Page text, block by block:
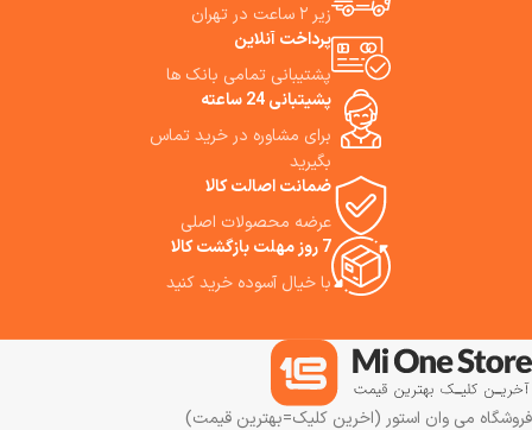
است که می‌تواند حتی کوچکترین
تشخیص دهد. همراه شما برای
سلامتی و آرامش خانواده‌تان است.
ما استفاده از این دستگاه تصفیه
زیر ۲ ساعت در تهران
پرداخت آنلاین
پشتیبانی تمامی بانک ها
پشیتبانی 24 ساعته
برای مشاوره در خرید تماس
بگیرید
ضمانت اصالت کالا
عرضه محصولات اصلی
7 روز مهلت بازگشت کالا
با خیال آسوده خرید کنید
فروشگاه می وان استور (اخرین کلیک=بهترین قیمت)